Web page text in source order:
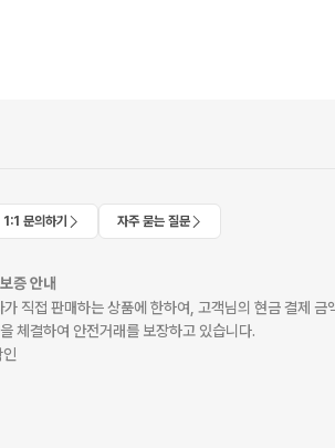
1:1 문의하기 자주 묻는 질문
증 안내
직접 판매하는 상품에 한하여, 고객님의 현금 결제 금
체결하여 안전거래를 보장하고 있습니다.